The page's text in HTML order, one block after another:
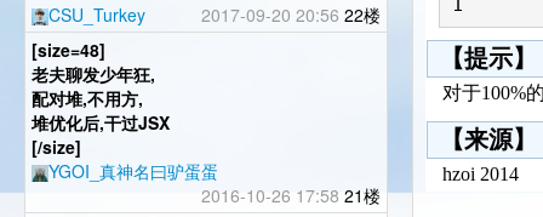
CSU_Turkey
2017-09-20 20:56 22楼
[size=48]
老夫聊发少年狂,
配对堆,不用方,
堆优化后,干过JSX
[/size]
YGOI_真神名曰驴蛋蛋
2016-10-26 17:58 21楼
1
【提示】
对于100%
【来源】
hzoi 2014